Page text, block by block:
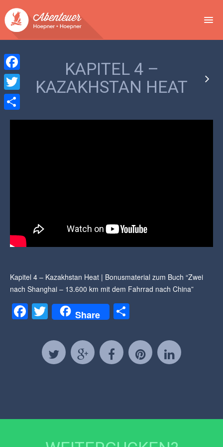
ABENTEUER
KAPITEL 4 –
KAZAKHSTAN HEAT
Kapitel 4 – Kazakhstan Heat | Bonusmaterial zum Buch “Zwei
nach Shanghai – 13.600 km mit dem Fahrrad nach China”
Facebook
Twitter
Share
Facebook
Twitter
Teilen